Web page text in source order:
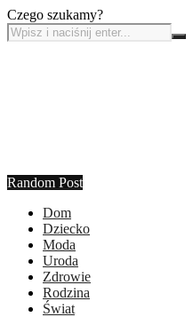
Czego szukamy?
Random Post
Dom
Dziecko
Moda
Uroda
Zdrowie
Rodzina
Świat